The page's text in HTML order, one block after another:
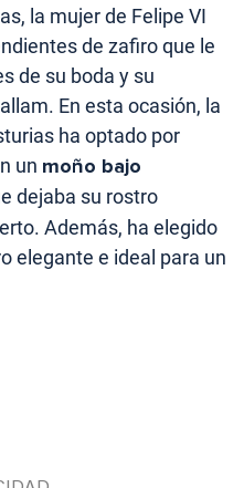
la mujer de Felipe VI
de zafiro que le
de su boda y su
En esta ocasión, la
ha optado por
un moño bajo
dejaba su rostro
Además, ha elegido
elegante e ideal para un